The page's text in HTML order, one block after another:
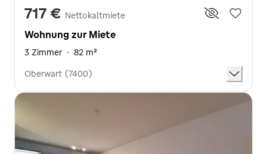
717 € Nettokaltmiete
Wohnung zur Miete
3 Zimmer · 82 m²
Oberwart (7400)